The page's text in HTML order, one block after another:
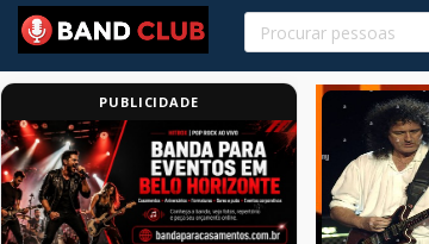
PUBLICIDADE